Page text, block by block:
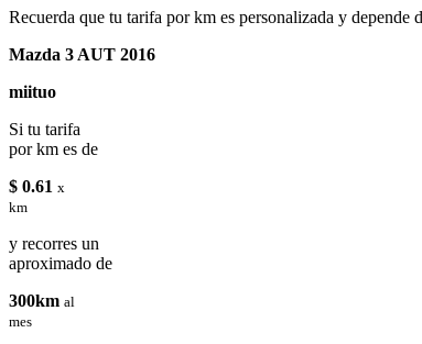
Recuerda que tu tarifa por km es personalizada y
Mazda 3 AUT 2016
miituo
Si tu tarifa
por km es de
$ 0.61 x
km
y recorres un
aproximado de
300km al
mes